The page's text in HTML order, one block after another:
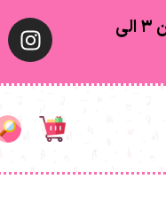
معمولا تهران ۱ الی ۲ روز‌ کاری ٫ شهرستان ۳ الی